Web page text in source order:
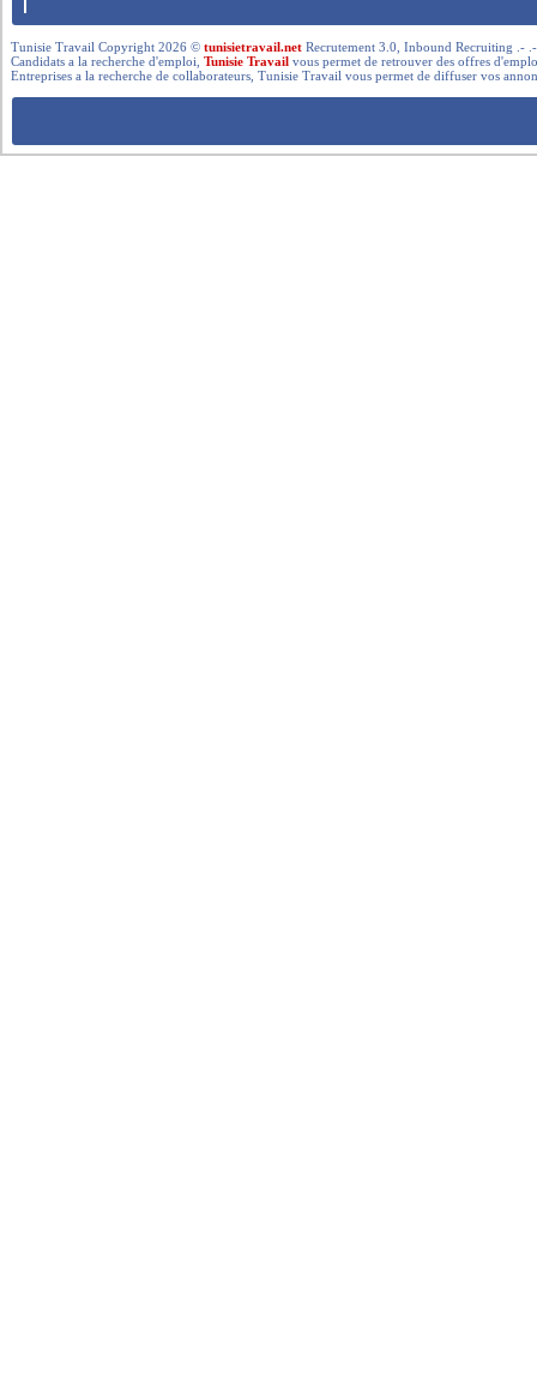
Tunisie Travail Copyright 2026 ©tunisietravail.net Recrutement 3.0, Inbound Recruiting .-
Candidats a la recherche d'emploi,Tunisie Travail vous permet de retrouver des offres
Entreprises a la recherche de collaborateurs, Tunisie Travail vous permet de diffuser vos